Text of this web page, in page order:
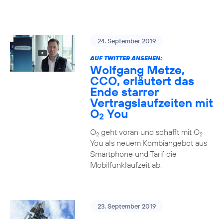
24. September 2019
AUF TWITTER ANSEHEN:
Wolfgang Metze,
CCO, erläutert das
Ende starrer
Vertragslaufzeiten mit
O2 You
O2geht voran und schafft mit O2
You als neuem Kombiangebot aus
Smartphone und Tarif die
Mobilfunklaufzeit ab.
23. September 2019